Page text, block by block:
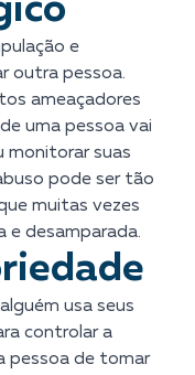
e
outra pessoa.
ameaçadores
uma pessoa vai
monitorar suas
pode ser tão
muitas vezes
e desamparada.
usa seus
controlar a
pessoa de tomar